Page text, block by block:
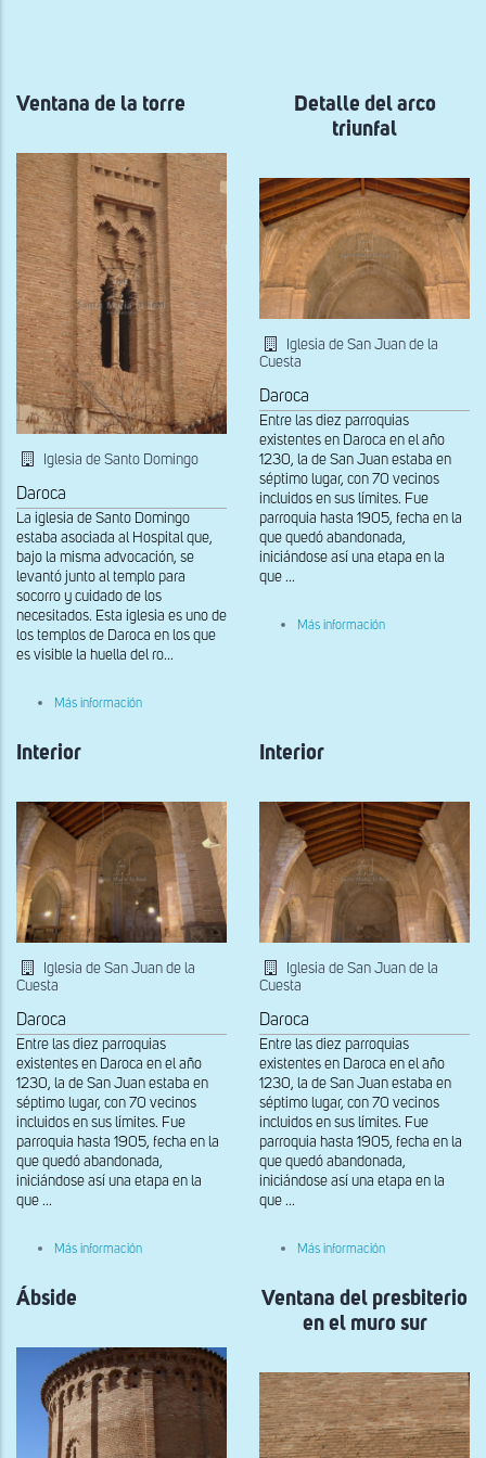
navegación
Ventana de la torre
Iglesia de Santo Domingo
Daroca
La iglesia de Santo Domingo
estaba asociada al Hospital que,
bajo la misma advocación, se
levantó junto al templo para
socorro y cuidado de los
necesitados. Esta iglesia es uno de
los templos de Daroca en los que
es visible la huella del ro...
Más información
Detalle del arco
triunfal
Iglesia de San Juan de la
Cuesta
Daroca
Entre las diez parroquias
existentes en Daroca en el año
1230, la de San Juan estaba en
séptimo lugar, con 70 vecinos
incluidos en sus límites. Fue
parroquia hasta 1905, fecha en la
que quedó abandonada,
iniciándose así una etapa en la
que ...
Más información
Interior
Iglesia de San Juan de la
Cuesta
Daroca
Entre las diez parroquias
existentes en Daroca en el año
1230, la de San Juan estaba en
séptimo lugar, con 70 vecinos
incluidos en sus límites. Fue
parroquia hasta 1905, fecha en la
que quedó abandonada,
iniciándose así una etapa en la
que ...
Más información
Interior
Iglesia de San Juan de la
Cuesta
Daroca
Entre las diez parroquias
existentes en Daroca en el año
1230, la de San Juan estaba en
séptimo lugar, con 70 vecinos
incluidos en sus límites. Fue
parroquia hasta 1905, fecha en la
que quedó abandonada,
iniciándose así una etapa en la
que ...
Más información
Ábside
Ventana del presbiterio
en el muro sur